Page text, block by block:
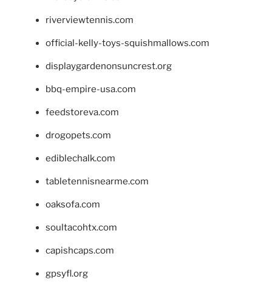
riverviewtennis.com
official-kelly-toys-squishmallows.com
displaygardenonsuncrest.org
bbq-empire-usa.com
feedstoreva.com
drogopets.com
ediblechalk.com
tabletennisnearme.com
oaksofa.com
soultacohtx.com
capishcaps.com
gpsyfl.org